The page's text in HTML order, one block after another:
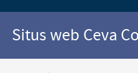
Situs web Ceva